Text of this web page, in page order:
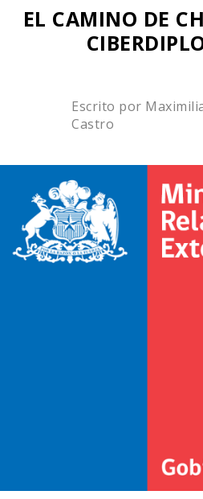
EL CAMINO DE
Escrito por
Castro